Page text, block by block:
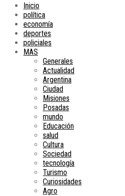
Inicio
política
economía
deportes
policiales
MAS
Generales
Actualidad
Argentina
Ciudad
Misiones
Posadas
mundo
Educación
salud
Cultura
Sociedad
tecnología
Turismo
Curiosidades
Agro